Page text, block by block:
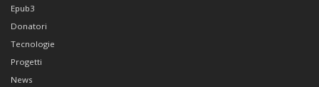
Epub3
Donatori
Tecnologie
Progetti
News